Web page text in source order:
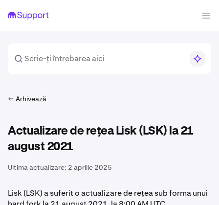
Arhivează
Actualizare de rețea Lisk (LSK) la 21
august 2021
Ultima actualizare: 2 aprilie 2025
Lisk (LSK) a suferit o actualizare de rețea sub forma unui